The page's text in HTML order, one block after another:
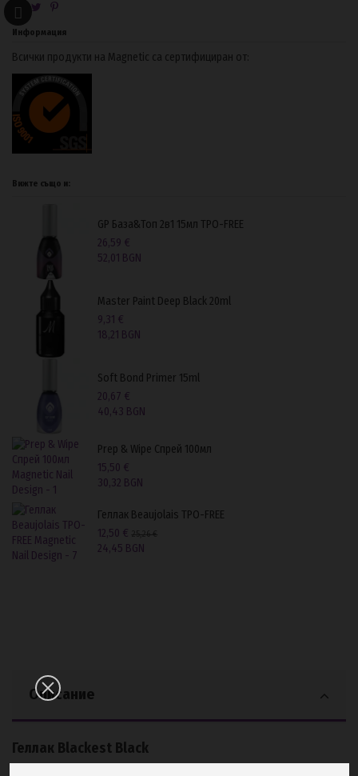
Информация
Всички продукти на Magnetic са сертифициран от:
Вижте също и:
GP База&Топ 2в1 15мл TPO-FREE
26,59 €
52,01 BGN
Master Paint Deep Black 20ml
9,31 €
18,21 BGN
Soft Bond Primer 15ml
20,67 €
40,43 BGN
Prep & Wipe Спрей 100мл
15,50 €
30,32 BGN
Геллак Beaujolais TPO-FREE
12,50 €
24,45 BGN
Описание
Геллак Blackest Black